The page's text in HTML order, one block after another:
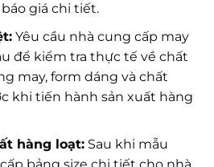
giá chi tiết.
Yêu cầu nhà cung cấp may
để kiểm tra thực tế về chất
may, form dáng và chất
khi tiến hành sản xuất hàng
hàng loạt:Sau khi mẫu